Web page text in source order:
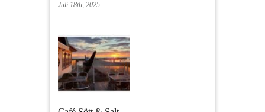
Juli 18th, 2025